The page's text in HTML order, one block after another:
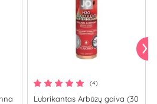
(4)
Lubrikantas Arbūzų gaiva (30